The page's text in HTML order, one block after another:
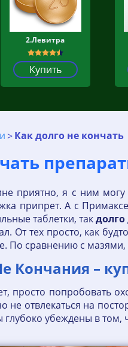
2.Левитра
Купить
Как долго не кончать
приятно, я с ним
припрет. А с
таблетки, такдолго
От тех просто, как
По сравнению с
Кончания –
просто попробовать
отвлекаться на
убеждены в